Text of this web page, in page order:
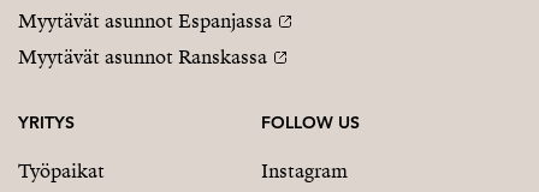
Myytävät asunnot Espanjassa
Myytävät asunnot Ranskassa
YRITYS
Työpaikat
FOLLOW US
Instagram